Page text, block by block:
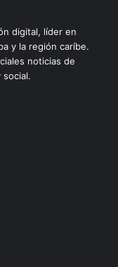
digital, líder en
y la región caríbe.
noticias de
social.